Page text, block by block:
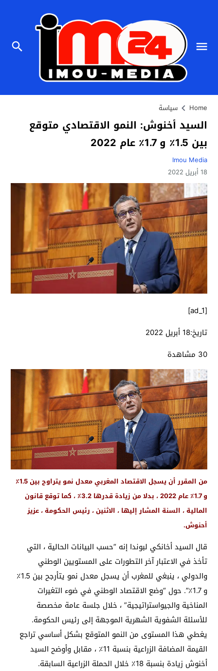
Home سياسة
السيد أخنوش: النمو الاقتصادي متوقع
بين 1.5٪ و 1.7٪ عام 2022
Imou Media
18 أبريل 2022
[ad_1]
تاريخ:18 أبريل 2022
30 مشاهدة
من المقرر أن يسجل الاقتصاد المغربي معدل نمو يتراوح بين 1.5٪
و 1.7٪ عام 2022 ، بدلا من زيادة قدرها 3.2٪ ، كما توقع قانون
المالية ، السنة المشار إليها ، الاثنين ، رئيس الحكومة ، عزيز
أحنوش.
قال السيد أخانكي لبوندا إنه “حسب البيانات الحالية ، التي
تأخذ في الاعتبار آخر التطورات على المستويين الوطني
والدولي ، ينبغي للمغرب أن يسجل معدل نمو يتأرجح بين 1.5٪
و 1.7٪”. حول “وضع الاقتصاد الوطني في ضوء التغيرات
المناخية والجيواستراتيجية” ، خلال جلسة عامة مخصصة
للأسئلة الشفوية الشهرية الموجهة إلى رئيس الحكومة.
يغطي هذا المستوى من النمو المتوقع بشكل أساسي تراجع
القيمة المضافة الزراعية بنسبة 11٪ ، مقابل وأوضح السيد
أخنوش زيادة بنسبة 18٪ خلال الحملة الزراعية السابقة.